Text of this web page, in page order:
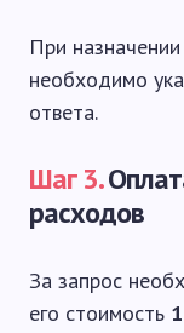
При
необходимо
ответа.
Шаг 3.
расходов
За запрос
его стоимость